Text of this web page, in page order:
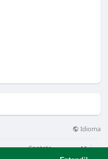
Idioma
Contato Mais